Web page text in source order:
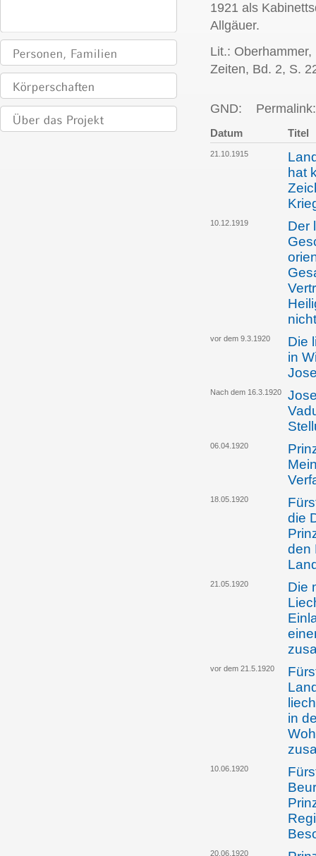
1921 als
Allgäuer.
Lit.:
Zeiten, Bd. 2, S.
GND:
Datum Titel
21.10.1915
hat
10.12.1919
Der
vor dem 9.3.1920
Die
in
Nach dem 16.3.1920
06.04.1920
18.05.1920
die
den
21.05.1920
Die
vor dem 21.5.1920
in
10.06.1920
20.06.1920